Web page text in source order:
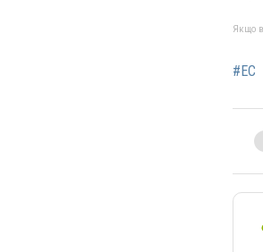
Якщо
#ЕС